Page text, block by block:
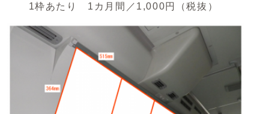
1枠あたり 1カ月間／1,000円（税抜）